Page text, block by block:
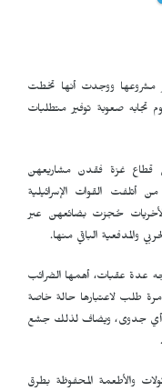
مشروعها ووجدت أنها تخطت
صعوبة توفير متطلبات
قطاع غزة فقدن مشاريعهن
القوات الإسرائيلية
حُجزت بضائعهن عبر
والمدفعية الباقي منها.
عدة عقبات، أهمها الضرائب
طلب لاعتبارها حالة خاصة
أي جدوى، ويضاف لذلك جشع
والأطعمة المحفوظة بطرق